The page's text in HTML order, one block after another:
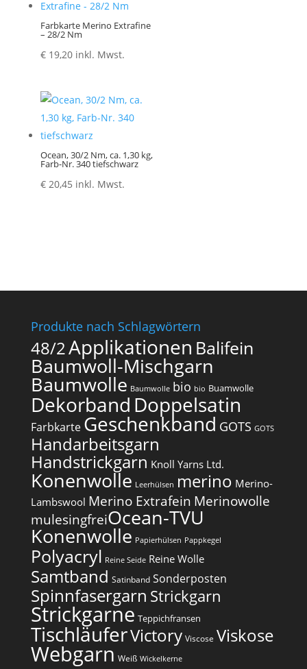
Farbkarte Merino Extrafine
– 28/2 Nm
€19,20 inkl. Mwst.
Ocean, 30/2 Nm, ca. 1,30 kg,
Farb-Nr. 340 tiefschwarz
€20,45 inkl. Mwst.
Produkte nach Schlagwörtern
48/2Applikationen Balifein
Baumwoll-Mischgarn
Baumwolle Baumwolle bio bio Buamwolle
Dekorband Doppelsatin
Farbkarte Geschenkband GOTS GOTS
Handarbeitsgarn
Handstrickgarn Knoll Yarns Ltd.
Konenwolle Leerhülsen merino Merino-
Lambswool Merino Extrafein Merinowolle
mulesingfrei​Ocean-TVU
Konenwolle Papierhülsen Pappkegel
Polyacryl Reine Seide Reine Wolle
Samtband Satinband Sonderposten
Spinnfasergarn Strickgarn
Strickgarne Teppichfransen
TischläuferVictory Viscose Viskose
Webgarn Weiß Wickelkerne